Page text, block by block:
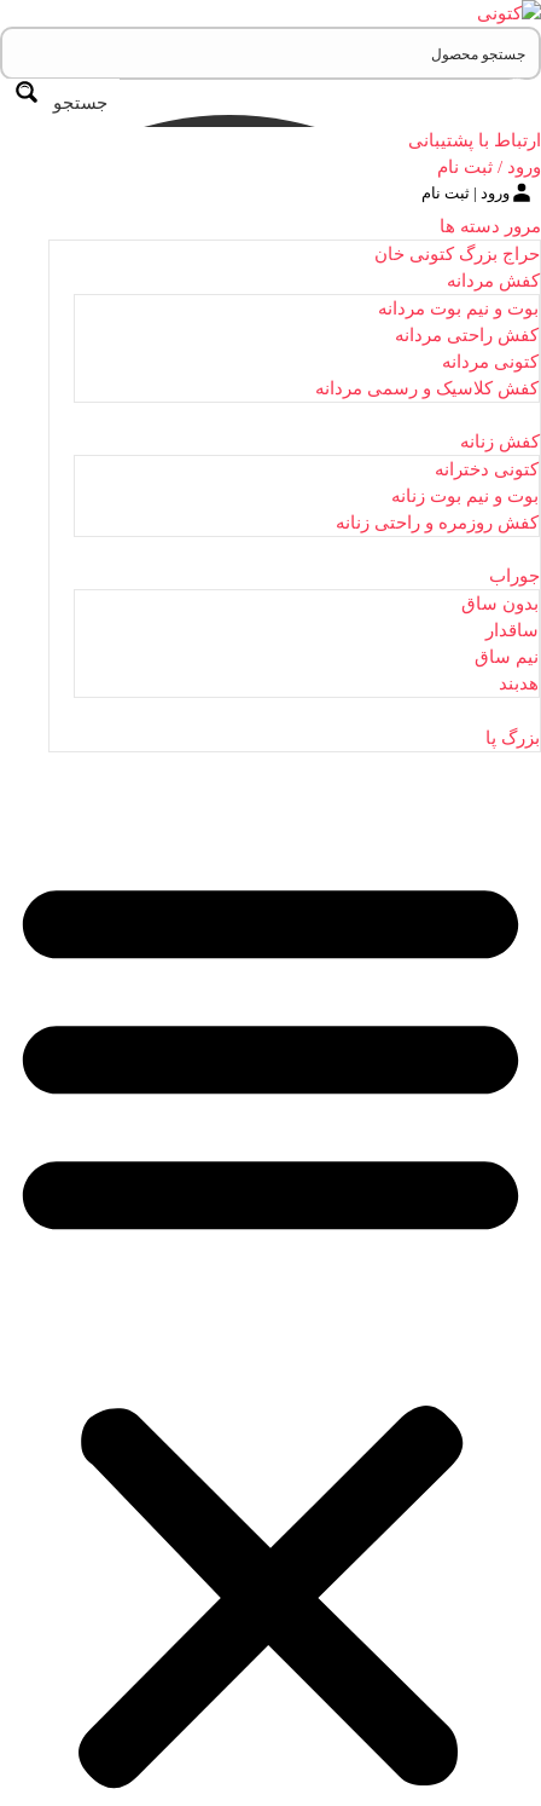
جستجو
ارتباط با پشتیبانی
ورود / ثبت نام
ورود | ثبت نام
مرور دسته ها
حراج بزرگ کتونی خان
کفش مردانه
بوت و نیم بوت مردانه
کفش راحتی مردانه
کتونی مردانه
کفش کلاسیک و رسمی مردانه
کفش زنانه
کتونی دخترانه
بوت و نیم بوت زنانه
کفش روزمره و راحتی زنانه
جوراب
بدون ساق
ساقدار
نیم ساق
هدبند
بزرگ پا